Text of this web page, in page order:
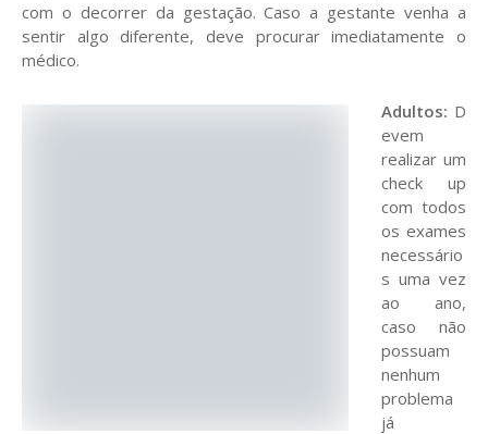
com o decorrer da gestação. Caso a gestante venha a
sentir algo diferente, deve procurar imediatamente o
médico.
Adultos: D
evem
realizar um
check up
com todos
os exames
necessário
s uma vez
ao ano,
caso não
possuam
nenhum
problema
já